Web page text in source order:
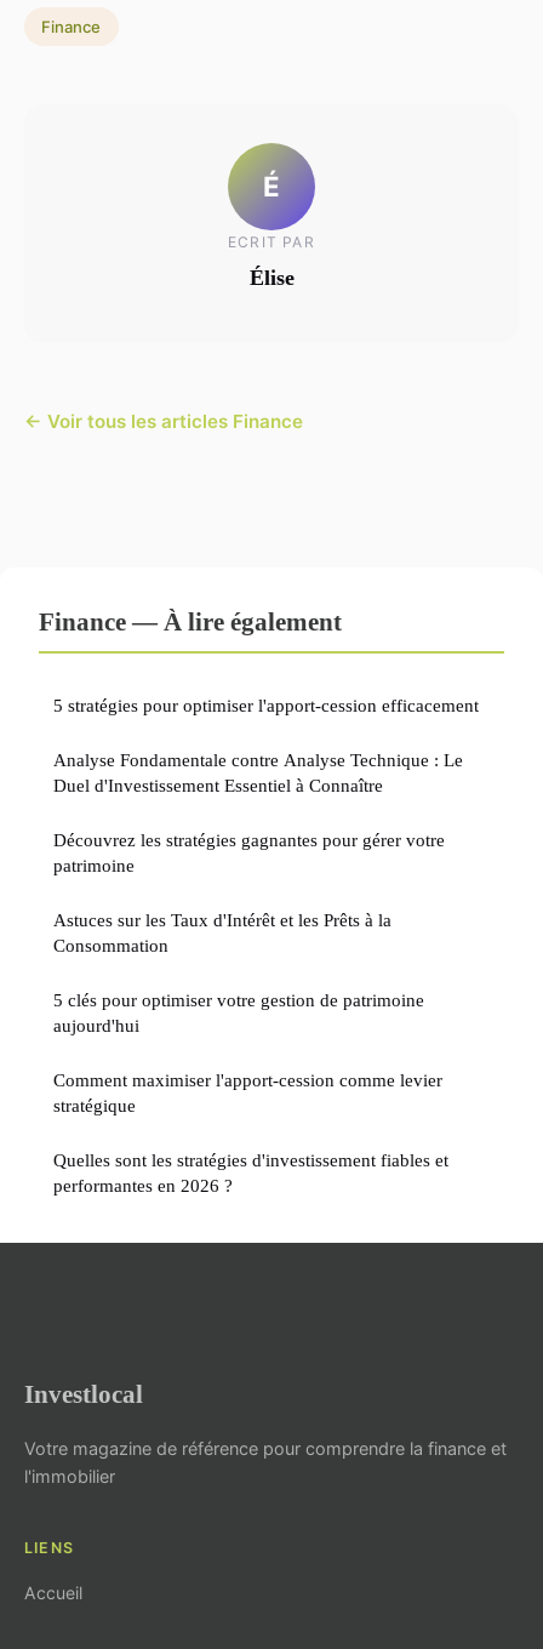
Finance
É
ECRIT PAR
Élise
← Voir tous les articles Finance
Finance — À lire également
5 stratégies pour optimiser l'apport-cession efficacement
Analyse Fondamentale contre Analyse Technique : Le
Duel d'Investissement Essentiel à Connaître
Découvrez les stratégies gagnantes pour gérer votre
patrimoine
Astuces sur les Taux d'Intérêt et les Prêts à la
Consommation
5 clés pour optimiser votre gestion de patrimoine
aujourd'hui
Comment maximiser l'apport-cession comme levier
stratégique
Quelles sont les stratégies d'investissement fiables et
performantes en 2026 ?
Investlocal
Votre magazine de référence pour comprendre la finance et
l'immobilier
LIENS
Accueil